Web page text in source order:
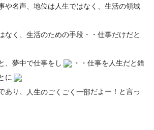
や名声、地位は人生ではなく、生活の領域
なく、生活のための手段・・仕事だけだと
、夢中で仕事をし
・・仕事を人生だと錯
に
あり、
人生のごくごく一部だよー！と言っ